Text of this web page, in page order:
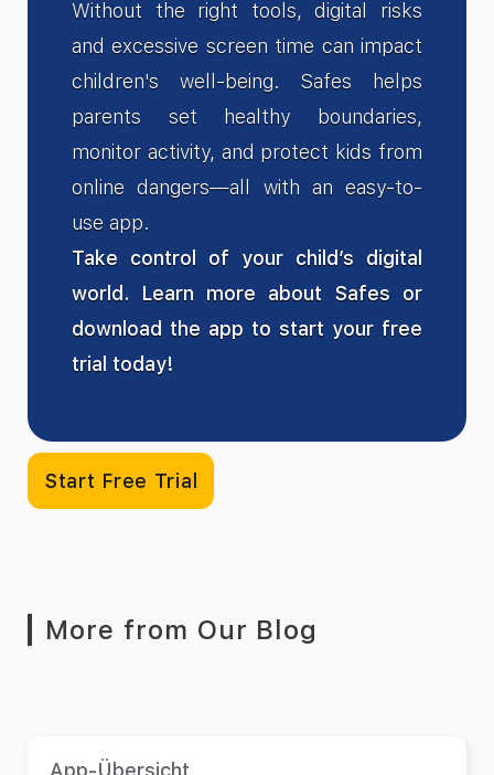
Without the right tools, digital risks
and excessive screen time can impact
children's well-being. Safes helps
parents set healthy boundaries,
monitor activity, and protect kids from
online dangers—all with an easy-to-
use app.
Take control of your child’s digital
world. Learn more about Safes or
download the app to start your free
trial today!
Start Free Trial
More from Our Blog
App-Übersicht